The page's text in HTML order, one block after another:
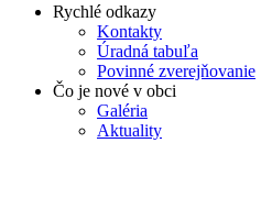
Rychlé odkazy
Kontakty
Úradná tabuľa
Povinné zverejňovanie
Čo je nové v obci
Galéria
Aktuality